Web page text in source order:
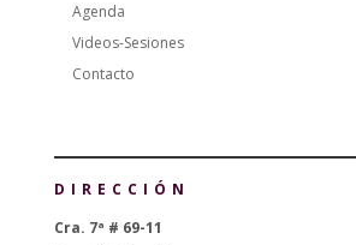
Agenda
Videos-Sesiones
Contacto
DIRECCIÓN
Cra. 7ª # 69-11